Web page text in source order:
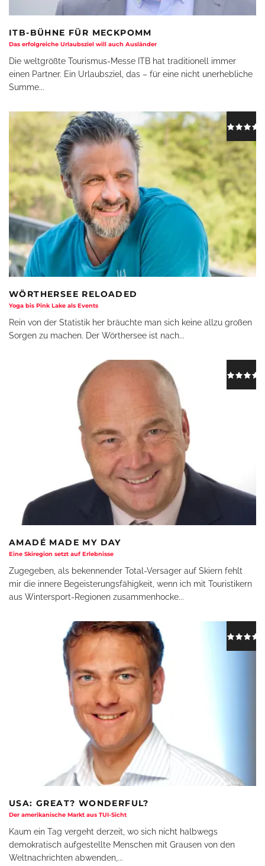
ITB-BÜHNE FÜR MECKPOMM
Das erfolgreiche Urlaubsziel will auch Ausländer
Die weltgrößte Tourismus-Messe ITB hat traditionell immer
einen Partner. Ein Urlaubsziel, das – für eine nicht unerhebliche
Summe...
WÖRTHERSEE RELOADED
Yoga bis Pink Lake als Events
Rein von der Statistik her bräuchte man sich keine allzu großen
Sorgen zu machen. Der Wörthersee ist nach...
AMADÉ MADE MY DAY
Eine Skiregion setzt auf Erlebnisse
Zugegeben, als bekennender Total-Versager auf Skiern fehlt
mir die innere Begeisterungsfähigkeit, wenn ich mit Touristikern
aus Wintersport-Regionen zusammenhocke...
USA: GREAT? WONDERFUL?
Der amerikanische Markt aus TUI-Sicht
Kaum ein Tag vergeht derzeit, wo sich nicht halbwegs
demokratisch aufgestellte Menschen mit Grausen von den
Weltnachrichten abwenden,...